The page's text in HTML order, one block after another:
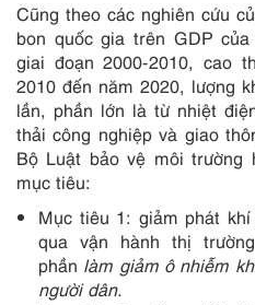
Cũng theo các nghiên cứu
bon quốc gia trên GDP
giai đoạn 2000-2010, cao
2010 đến năm 2020, lượng
lần, phần lớn là từ nhiệt
thải công nghiệp và giao
Bộ Luật bảo vệ môi trường
mục tiêu:
Mục tiêu 1: giảm phát
qua vận hành thị
phần làm giảm ô nhiễm
người dân.